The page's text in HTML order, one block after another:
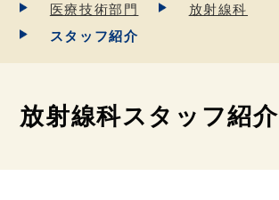
医療技術部門
放射線科
スタッフ紹介
放射線科スタッフ紹介